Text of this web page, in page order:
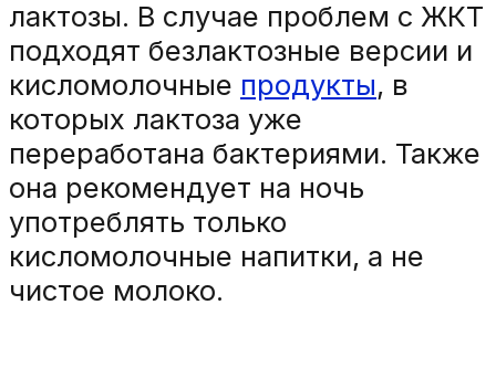
лактозы. В случае проблем с ЖКТ
подходят безлактозные версии и
кисломолочные продукты, в
которых лактоза уже
переработана бактериями. Также
она рекомендует на ночь
употреблять только
кисломолочные напитки, а не
чистое молоко.